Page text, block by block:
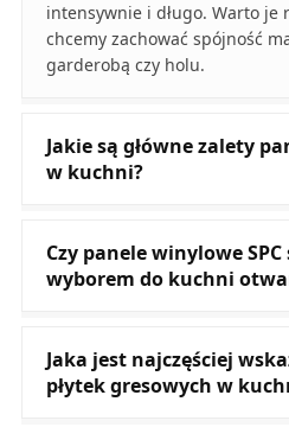
intensywnie i długo. Warto je
chcemy zachować spójność
garderobą czy holu.
Jakie są główne zalety
w kuchni?
Czy panele winylowe
wyborem do kuchni
Jaka jest najczęściej
płytek gresowych w